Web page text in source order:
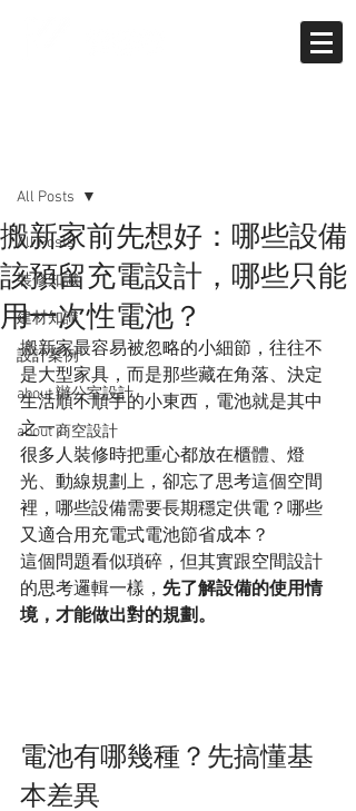
All Posts
裝修知識
建材知識
設計案例
about 辦公室設計
about 商空設計
All Posts
搬新家前先想好：哪些設備
該預留充電設計，哪些只能
用一次性電池？
搬新家最容易被忽略的小細節，往往不
是大型家具，而是那些藏在角落、決定
生活順不順手的小東西，電池就是其中
之一。
很多人裝修時把重心都放在櫃體、燈
光、動線規劃上，卻忘了思考這個空間
裡，哪些設備需要長期穩定供電？哪些
又適合用充電式電池節省成本？
這個問題看似瑣碎，但其實跟空間設計
的思考邏輯一樣， 先了解設備的使用情
境，才能做出對的規劃。
電池有哪幾種？先搞懂基
本差異